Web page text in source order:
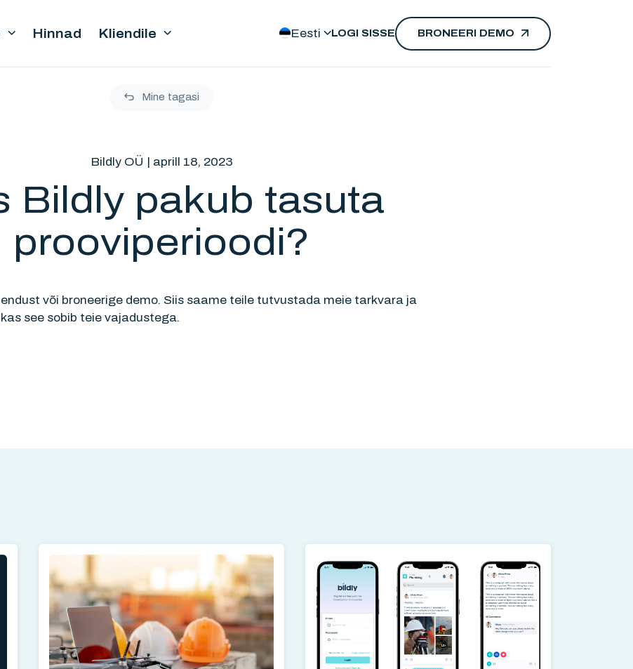
Hinnad Kliendile Eesti LOGI SISSE BRONEERI DEMO
Mine tagasi
Bildly OÜ aprill 18, 2023
Bildly pakub tasuta
prooviperioodi?
või broneerige demo. Siis saame teile tutvustada meie tarkvara ja
see sobib teie vajadustega.